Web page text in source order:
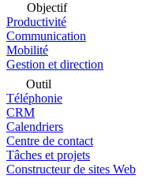
Objectif
Productivité
Communication
Mobilité
Gestion et direction
Outil
Téléphonie
CRM
Calendriers
Centre de contact
Tâches et projets
Constructeur de sites Web